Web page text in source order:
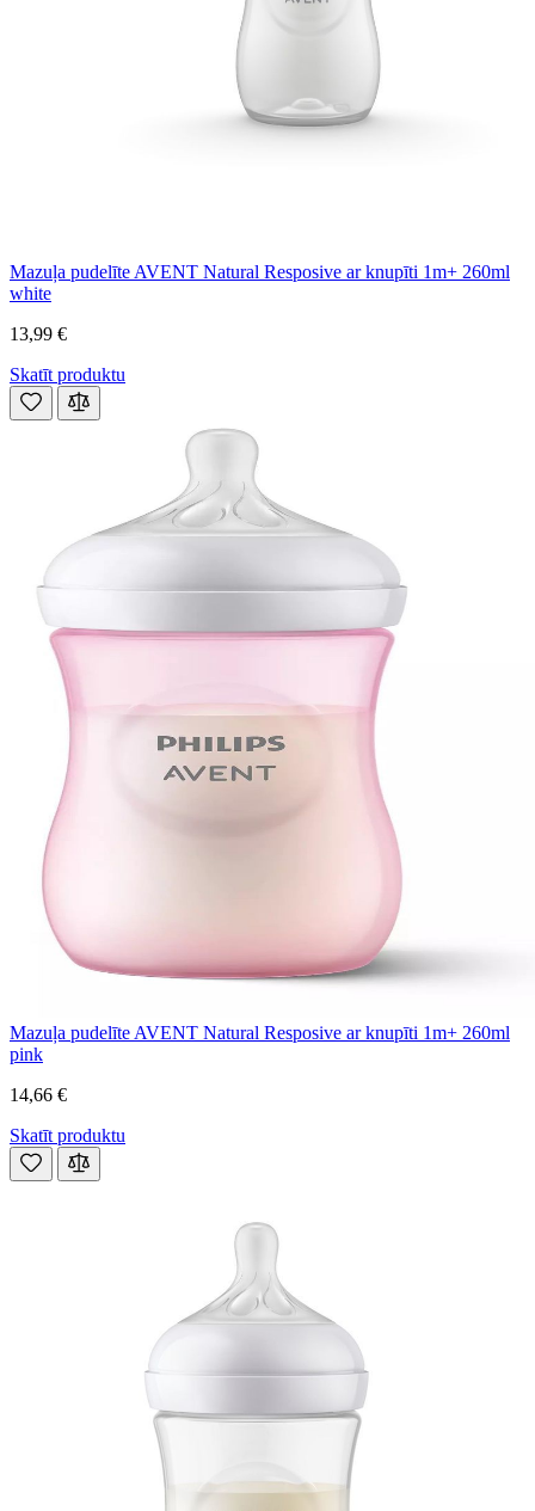
Mazuļa pudelīte AVENT Natural Resposive ar knupīti 1m+ 260ml
white
13,99 €
Skatīt produktu
Mazuļa pudelīte AVENT Natural Resposive ar knupīti 1m+ 260ml
pink
14,66 €
Skatīt produktu